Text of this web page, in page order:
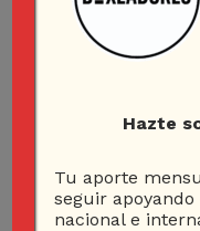
Hazte
Tu aporte
seguir
nacional e